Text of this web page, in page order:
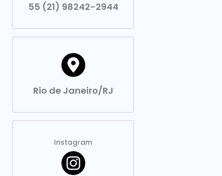
55 (21) 98242-2944
Rio de Janeiro/RJ
Instagram